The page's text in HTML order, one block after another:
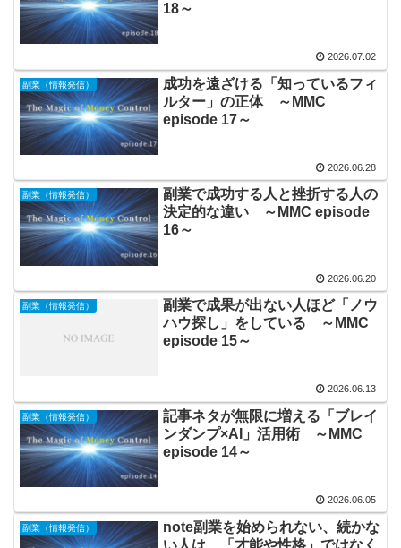
18～
2026.07.02
副業（情報発信）
成功を遠ざける「知っているフィ
ルター」の正体 ～MMC
episode 17～
2026.06.28
副業（情報発信）
副業で成功する人と挫折する人の
決定的な違い ～MMC episode
16～
2026.06.20
副業（情報発信）
副業で成果が出ない人ほど「ノウ
ハウ探し」をしている ～MMC
episode 15～
2026.06.13
副業（情報発信）
記事ネタが無限に増える「ブレイ
ンダンプ×AI」活用術 ～MMC
episode 14～
2026.06.05
副業（情報発信）
note副業を始められない、続かな
い人は、「才能や性格」ではなく